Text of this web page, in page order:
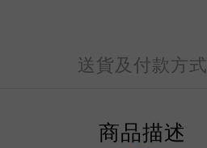
送貨及付款方式
商品描述